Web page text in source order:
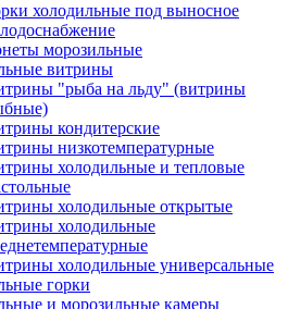
холодильные под выносное
морозильные
витрины
"рыба на льду" (витрины
кондитерские
низкотемпературные
холодильные и тепловые
холодильные открытые
холодильные
холодильные универсальные
горки
и морозильные камеры